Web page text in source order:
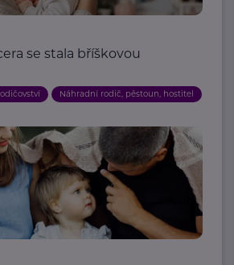
se stala bříškovou
Náhradní rodič, pěstoun, hostitel